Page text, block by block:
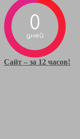
0
дней
Сайт – за 12 часов!